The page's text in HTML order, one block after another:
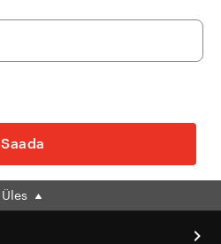
Saada
Üles